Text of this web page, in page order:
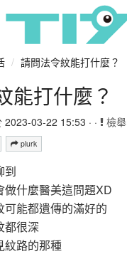
/ 請問法令紋能打什麼？
能打什麼？
2023-03-22 15:53 · · 檢舉
plurk
到
做什麼醫美這問題XD
可能都遺傳的滿好的
都很深
紋路的那種